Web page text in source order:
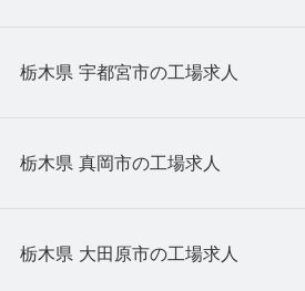
栃木県 宇都宮市の工場求人
栃木県 真岡市の工場求人
栃木県 大田原市の工場求人